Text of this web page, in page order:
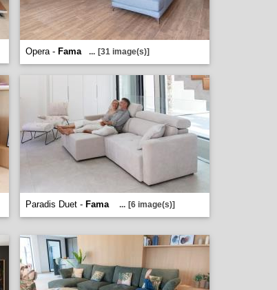
Opera - Fama ... [31 image(s)]
Paradis Duet - Fama ... [6 image(s)]